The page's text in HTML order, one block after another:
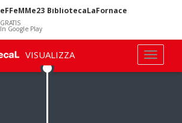
eFFeMMe23 BibliotecaLaFornace
GRATIS
In Google Play
VISUALIZZA